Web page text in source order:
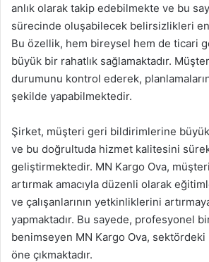
anlık olarak takip edebilmekte ve bu
sürecinde oluşabilecek belirsizlikleri
Bu özellik, hem bireysel hem de ticari
büyük bir rahatlık sağlamaktadır.
durumunu kontrol ederek,
şekilde yapabilmektedir.
Şirket, müşteri geri bildirimlerine
ve bu doğrultuda hizmet kalitesini
geliştirmektedir. MN Kargo Ova,
artırmak amacıyla düzenli olarak
ve çalışanlarının yetkinliklerini
yapmaktadır. Bu sayede, profesyonel
benimseyen MN Kargo Ova, sektördeki
öne çıkmaktadır.